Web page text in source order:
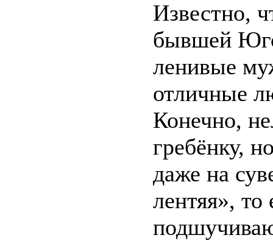
Известно,
бывшей
ленивые
отличные
Конечно,
гребёнку,
даже на
лентяя», то